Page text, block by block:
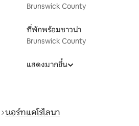
Brunswick County
ที่พักพร้อมซาวน่า
Brunswick County
แสดงมากขึ้น
นอร์ทแคโรไลนา